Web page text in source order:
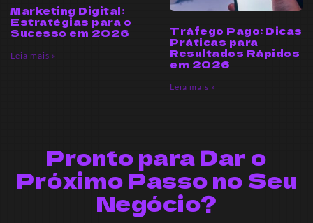
Marketing Digital:
Estratégias para o
Sucesso em 2026
Leia mais »
Tráfego Pago: Dicas
Práticas para
Resultados Rápidos
em 2026
Leia mais »
Pronto para Dar o
Próximo Passo no Seu
Negócio?